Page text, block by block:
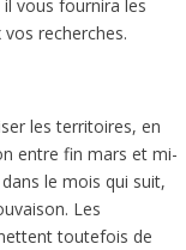
vous fournira les
recherches.
les territoires, en
entre fin mars et mi-
le mois qui suit,
Les
toutefois de